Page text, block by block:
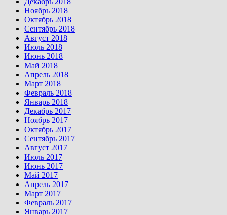
Ноябрь 2018
Октябрь 2018
Сентябрь 2018
Август 2018
Июль 2018
Июнь 2018
Май 2018
Апрель 2018
Март 2018
Февраль 2018
Январь 2018
Декабрь 2017
Ноябрь 2017
Октябрь 2017
Сентябрь 2017
Август 2017
Июль 2017
Июнь 2017
Май 2017
Апрель 2017
Март 2017
Февраль 2017
Январь 2017